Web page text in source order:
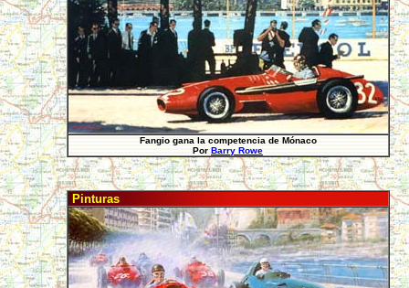
Fangio gana la competencia de Mónaco
Por Barry Rowe
Pinturas